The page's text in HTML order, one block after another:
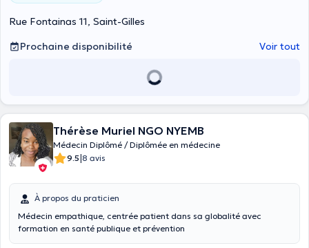
Rue Fontainas 11, Saint-Gilles
Prochaine disponibilité
Voir tout
Thérèse Muriel NGO NYEMB
Médecin Diplômé / Diplômée en médecine
9.5|8 avis
À propos du praticien
Médecin empathique, centrée patient dans sa globalité avec
formation en santé publique et prévention